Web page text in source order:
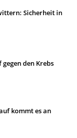
Sicherheit in
den Krebs
kommt es an